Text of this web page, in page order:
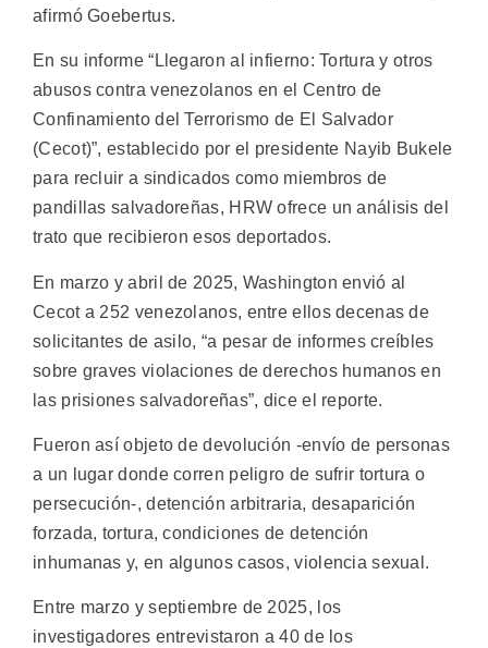
afirmó Goebertus.
En su informe “Llegaron al infierno: Tortura y otros
abusos contra venezolanos en el Centro de
Confinamiento del Terrorismo de El Salvador
(Cecot)”, establecido por el presidente Nayib Bukele
para recluir a sindicados como miembros de
pandillas salvadoreñas, HRW ofrece un análisis del
trato que recibieron esos deportados.
En marzo y abril de 2025, Washington envió al
Cecot a 252 venezolanos, entre ellos decenas de
solicitantes de asilo, “a pesar de informes creíbles
sobre graves violaciones de derechos humanos en
las prisiones salvadoreñas”, dice el reporte.
Fueron así objeto de devolución -envío de personas
a un lugar donde corren peligro de sufrir tortura o
persecución-, detención arbitraria, desaparición
forzada, tortura, condiciones de detención
inhumanas y, en algunos casos, violencia sexual.
Entre marzo y septiembre de 2025, los
investigadores entrevistaron a 40 de los